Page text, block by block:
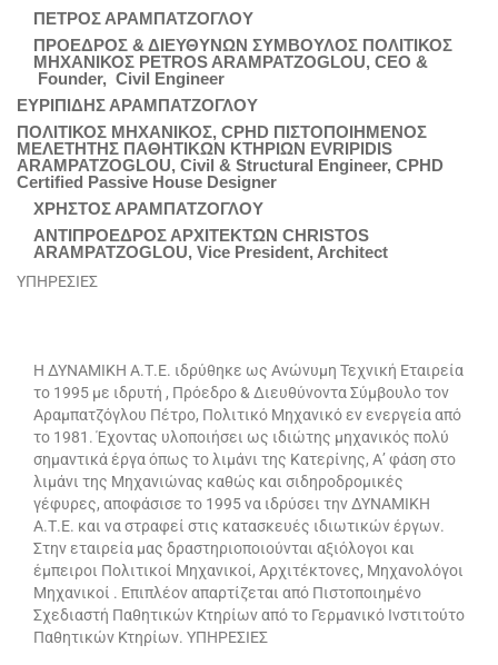
ΠΕΤΡΟΣ ΑΡΑΜΠΑΤΖΟΓΛΟΥ
ΠΡΟΕΔΡΟΣ & ΔΙΕΥΘΥΝΩΝ ΣΥΜΒΟΥΛΟΣ ΠΟΛΙΤΙΚΟΣ
ΜΗΧΑΝΙΚΟΣ PETROS ARAMPATZOGLOU, CEO &
Founder, Civil Engineer
ΕΥΡΙΠΙΔΗΣ ΑΡΑΜΠΑΤΖΟΓΛΟΥ
ΠΟΛΙΤΙΚΟΣ ΜΗΧΑΝΙΚΟΣ, CPHD ΠΙΣΤΟΠΟΙΗΜΕΝΟΣ
ΜΕΛΕΤΗΤΗΣ ΠΑΘΗΤΙΚΩΝ ΚΤΗΡΙΩΝ EVRIPIDIS
ARAMPATZOGLOU, Civil & Structural Engineer, CPHD
Certified Passive House Designer
ΧΡΗΣΤΟΣ ΑΡΑΜΠΑΤΖΟΓΛΟΥ
ΑΝΤΙΠΡΟΕΔΡΟΣ ΑΡΧΙΤΕΚΤΩΝ CHRISTOS
ARAMPATZOGLOU, Vice President, Architect
ΥΠΗΡΕΣΙΕΣ
Η ΔΥΝΑΜΙΚΗ Α.Τ.Ε. ιδρύθηκε ως Ανώνυμη Τεχνική Εταιρεία
το 1995 με ιδρυτή , Πρόεδρο & Διευθύνοντα Σύμβουλο τον
Αραμπατζόγλου Πέτρο, Πολιτικό Μηχανικό εν ενεργεία από
το 1981. Έχοντας υλοποιήσει ως ιδιώτης μηχανικός πολύ
σημαντικά έργα όπως το λιμάνι της Κατερίνης, Α’ φάση στο
λιμάνι της Μηχανιώνας καθώς και σιδηροδρομικές
γέφυρες, αποφάσισε το 1995 να ιδρύσει την ΔΥΝΑΜΙΚΗ
Α.Τ.Ε. και να στραφεί στις κατασκευές ιδιωτικών έργων.
Στην εταιρεία μας δραστηριοποιούνται αξιόλογοι και
έμπειροι Πολιτικοί Μηχανικοί, Αρχιτέκτονες, Μηχανολόγοι
Μηχανικοί . Επιπλέον απαρτίζεται από Πιστοποιημένο
Σχεδιαστή Παθητικών Κτηρίων από το Γερμανικό Ινστιτούτο
Παθητικών Κτηρίων. ΥΠΗΡΕΣΙΕΣ